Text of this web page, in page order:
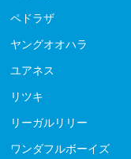
ペドラザ
ヤングオオハラ
ユアネス
リツキ
リーガルリリー
ワンダフルボーイズ